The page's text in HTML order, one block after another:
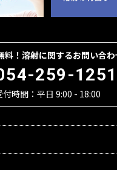
料！溶射に関するお問い合
259-1251
付時間：平日 9:00 - 18:00